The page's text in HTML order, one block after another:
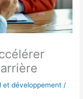
et développement /